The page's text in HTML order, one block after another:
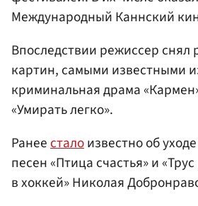
Международный Каннский
Впоследствии режиссер снял
картин, самыми известными
криминальная драма
«Умирать легко».
Ранеесталоизвестно об
песен «Птица счастья» и
в хоккей» Николая